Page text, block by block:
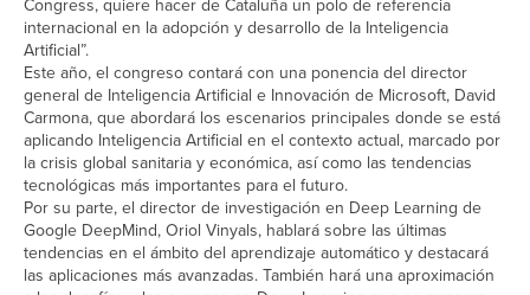
Congress, quiere hacer de Cataluña un polo de referencia
internacional en la adopción y desarrollo de la Inteligencia
Artificial”.
Este año, el congreso contará con una ponencia del director
general de Inteligencia Artificial e Innovación de Microsoft, David
Carmona, que abordará los escenarios principales donde se está
aplicando Inteligencia Artificial en el contexto actual, marcado por
la crisis global sanitaria y económica, así como las tendencias
tecnológicas más importantes para el futuro.
Por su parte, el director de investigación en Deep Learning de
Google DeepMind, Oriol Vinyals, hablará sobre las últimas
tendencias en el ámbito del aprendizaje automático y destacará
las aplicaciones más avanzadas. También hará una aproximación